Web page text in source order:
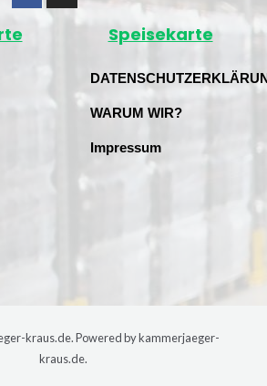
Speisekarte
WARUM WIR?
Impressum
kraus.de. Powered by kammerjaeger-
kraus.de.